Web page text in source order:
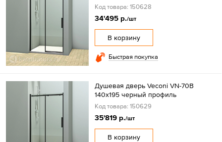
Код товара: 150628
34'495 р./шт
В корзину
Быстрая покупка
Душевая дверь Veconi VN-70B
140x195 черный профиль
Код товара: 150629
35'819 р./шт
В корзину